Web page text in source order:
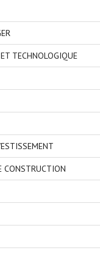
TECHNOLOGIQUE
CONSTRUCTION